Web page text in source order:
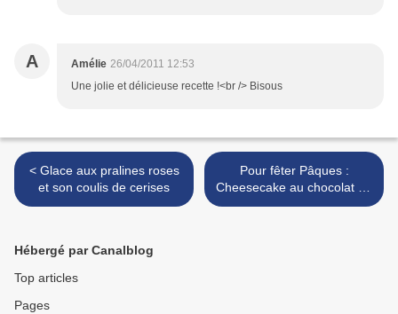
A Amélie 26/04/2011 12:53
Une jolie et délicieuse recette !<br /> Bisous
< Glace aux pralines roses
et son coulis de cerises
Pour fêter Pâques :
Cheesecake au chocolat au
lait >
Hébergé par Canalblog
Top articles
Pages